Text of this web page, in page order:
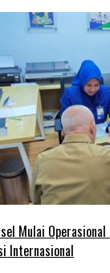
Mulai Operasional
Internasional